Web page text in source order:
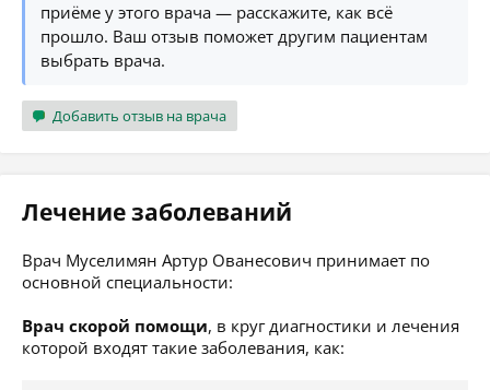
приёме у этого врача — расскажите, как всё
прошло. Ваш отзыв поможет другим пациентам
выбрать врача.
Добавить отзыв на врача
Лечение заболеваний
Врач Муселимян Артур Ованесович принимает по
основной специальности:
Врач скорой помощи, в круг диагностики и лечения
которой входят такие заболевания, как: